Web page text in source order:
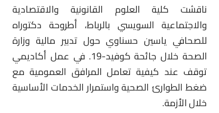
ناقشت كلية العلوم القانونية والاقتصادية
والاجتماعية السويسي بالرباط، أطروحة دكتوراه
للصحافي ياسين حسناوي حول تدبير مالية وزارة
الصحة خلال جائحة كوفيد-19. في عمل أكاديمي
توقف عند كيفية تعامل المرافق العمومية مع
ضغط الطوارئ الصحية واستمرار الخدمات الأساسية
خلال الأزمة.